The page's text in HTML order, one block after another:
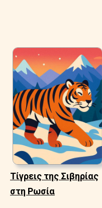
Τίγρεις της Σιβηρίας
στη Ρωσία